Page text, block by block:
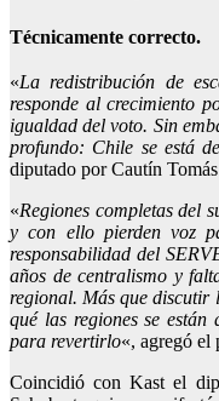
Técnicamente correcto.
«La redistribución de
responde al crecimiento
igualdad del voto. Sin
profundo: Chile se está
diputado por Cautín
«Regiones completas del
y con ello pierden voz
responsabilidad del
años de centralismo y
regional. Más que discutir
qué las regiones se están
para revertirlo«, agregó el
Coincidió con Kast el